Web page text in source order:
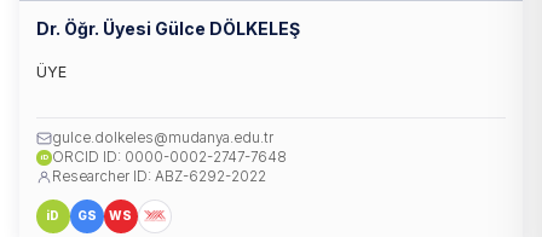
Dr. Öğr. Üyesi Gülce DÖLKELEŞ
ÜYE
gulce.dolkeles@mudanya.edu.tr
iD ORCID ID: 0000-0002-2747-7648
Researcher ID: ABZ-6292-2022
iD GS WS